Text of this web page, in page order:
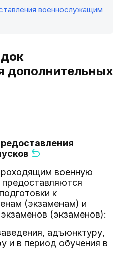
военнослужащим
дополнительных
военную
к
(экзаменам) и
(экзаменов):
адъюнктуру,
и в период обучения в